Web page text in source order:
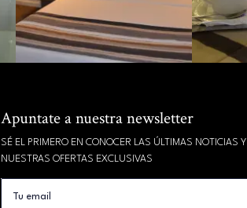
Apuntate a nuestra newsletter
SÉ EL PRIMERO EN CONOCER LAS ÚLTIMAS NOTICIAS Y
NUESTRAS OFERTAS EXCLUSIVAS